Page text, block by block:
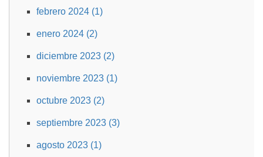
febrero 2024 (1)
enero 2024 (2)
diciembre 2023 (2)
noviembre 2023 (1)
octubre 2023 (2)
septiembre 2023 (3)
agosto 2023 (1)